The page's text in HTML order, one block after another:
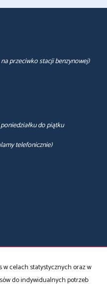
przeciwko stacji benzynowej)
do piątku
telefonicznie)
w celach statystycznych oraz w
do indywidualnych potrzeb